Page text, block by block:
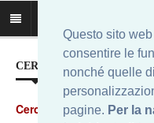
Questo sito
consentire le
nonché quelle
pagine. Per la
CERCA IL MIGLIOR
Cerca